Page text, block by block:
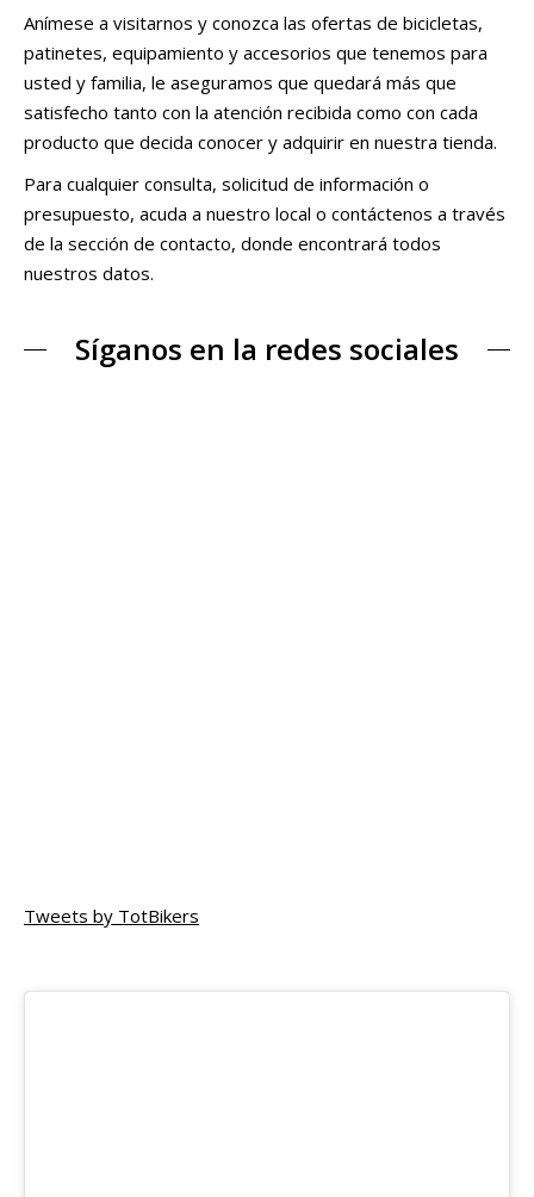
Anímese a visitarnos y conozca las ofertas de bicicletas,
patinetes, equipamiento y accesorios que tenemos para
usted y familia, le aseguramos que quedará más que
satisfecho tanto con la atención recibida como con cada
producto que decida conocer y adquirir en nuestra tienda.
Para cualquier consulta, solicitud de información o
presupuesto, acuda a nuestro local o contáctenos a través
de la sección de contacto, donde encontrará todos
nuestros datos.
Síganos en la redes sociales
Tweets by TotBikers